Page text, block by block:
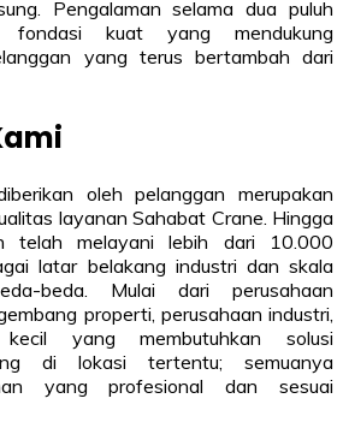
Pengalaman selama dua puluh
kuat yang mendukung
yang terus bertambah dari
oleh pelanggan merupakan
layanan Sahabat Crane. Hingga
telah melayani lebih dari 10.000
latar belakang industri dan skala
beda. Mulai dari perusahaan
properti, perusahaan industri,
yang membutuhkan solusi
di lokasi tertentu; semuanya
yang profesional dan sesuai